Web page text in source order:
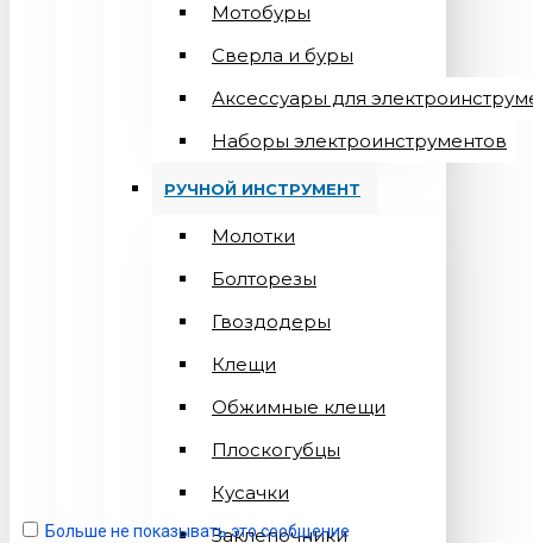
Мотобуры
Сверла и буры
Аксессуары для
Наборы электроинструментов
РУЧНОЙ ИНСТРУМЕНТ
Молотки
Болторезы
Гвоздодеры
Клещи
Обжимные клещи
Плоскогубцы
Кусачки
Заклепочники
Больше не показывать это сообщение